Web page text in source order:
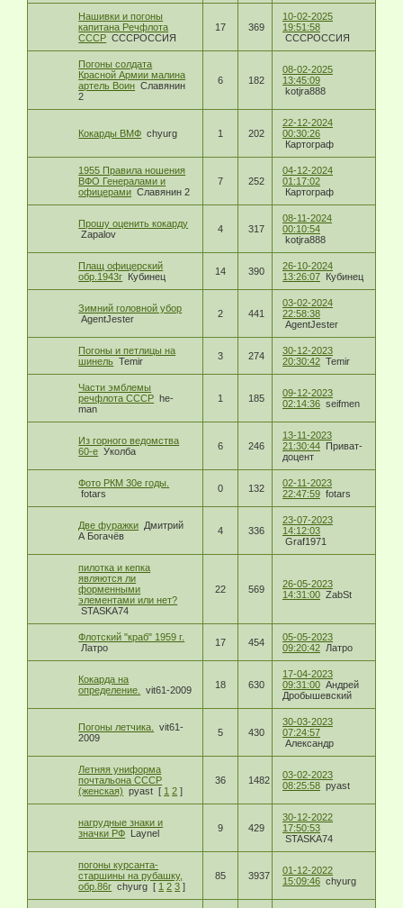
Нашивки и погоны
капитана Речфлота
СССР СССРОССИЯ
17 369
10-02-2025
19:51:58
СССРОССИЯ
Погоны солдата
Красной Армии малина
артель Воин Славянин
2
6 182
08-02-2025
13:45:09
kotjra888
Кокарды ВМФ chyurg 1 202
22-12-2024
00:30:26
Картограф
1955 Правила ношения
ВФО Генералами и
офицерами Славянин 2
7 252
04-12-2024
01:17:02
Картограф
Прошу оценить кокарду
Zapalov
4 317
08-11-2024
00:10:54
kotjra888
Плащ офицерский
обр.1943г Кубинец 14 390
26-10-2024
13:26:07 Кубинец
Зимний головной убор
AgentJester
2 441
03-02-2024
22:58:38
AgentJester
Погоны и петлицы на
шинель Temir 3 274
30-12-2023
20:30:42 Temir
Части эмблемы
речфлота СССР he-
man
1 185
09-12-2023
02:14:36 seifmen
Из горного ведомства
60-е Уколба 6 246
13-11-2023
21:30:44 Приват-
доцент
Фото РКМ 30е годы.
fotars
0 132
02-11-2023
22:47:59 fotars
Две фуражки Дмитрий
А Богачёв
4 336
23-07-2023
14:12:03
Graf1971
пилотка и кепка
являются ли
форменными
элементами или нет?
STASKA74
22 569
26-05-2023
14:31:00 ZabSt
Флотский "краб" 1959 г.
Латро
17 454
05-05-2023
09:20:42 Латро
Кокарда на
определение.
vit61-2009 18 630
17-04-2023
09:31:00 Андрей
Дробышевский
Погоны летчика.
vit61-
2009
5 430
30-03-2023
07:24:57
Александр
Летняя униформа
почтальона СССР
(женская)
pyast [ 1 2 ]
36 1482
03-02-2023
08:25:58 pyast
нагрудные знаки и
значки РФ Laynel 9 429
30-12-2022
17:50:53
STASKA74
погоны курсанта-
старшины на рубашку,
обр.86г chyurg [ 1 2 3 ]
85 3937
01-12-2022
15:09:46 chyurg